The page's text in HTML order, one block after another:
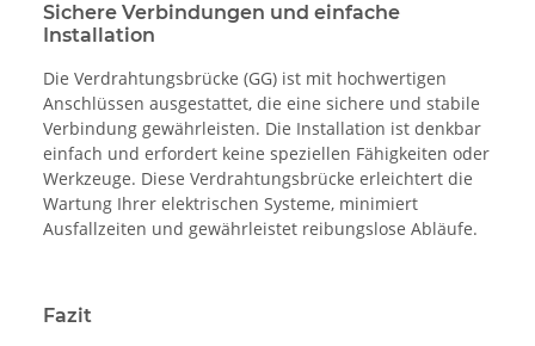
Sichere Verbindungen und einfache
Installation
Die Verdrahtungsbrücke (GG) ist mit hochwertigen
Anschlüssen ausgestattet, die eine sichere und stabile
Verbindung gewährleisten. Die Installation ist denkbar
einfach und erfordert keine speziellen Fähigkeiten oder
Werkzeuge. Diese Verdrahtungsbrücke erleichtert die
Wartung Ihrer elektrischen Systeme, minimiert
Ausfallzeiten und gewährleistet reibungslose Abläufe.
Fazit